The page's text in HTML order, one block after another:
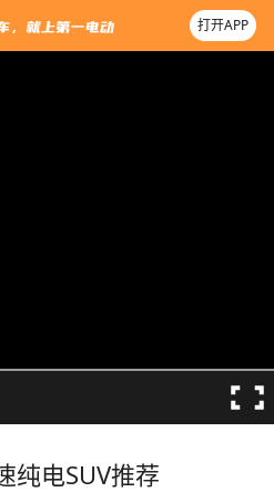
打开APP
纯电SUV推荐